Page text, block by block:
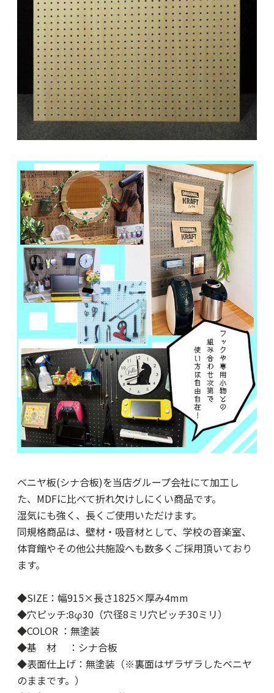
ベニヤ板(シナ合板)を当店グループ会社にて加工し
た、MDFに比べて折れ欠けしにくい商品です。
湿気にも強く、長くご使用いただけます。
同規格商品は、壁材・吸音材として、学校の音楽室、
体育館やその他公共施設へも数多くご採用頂いており
ます。
◆SIZE：幅915×長さ1825×厚み4mm
◆穴ピッチ:8φ30（穴径8ミリ穴ピッチ30ミリ）
◆COLOR ：無塗装
◆基 材 ：シナ合板
◆表面仕上げ：無塗装（※裏面はザラザラしたベニヤ
のままです。）